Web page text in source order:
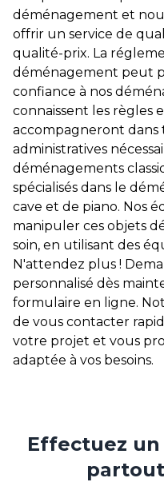
déménagement et
offrir un service de
qualité-prix. La
déménagement peut
confiance à nos
connaissent les règles
accompagneront dans
administratives
déménagements
spécialisés dans le
cave et de piano. Nos
manipuler ces objets
soin, en utilisant des
N'attendez plus !
personnalisé dès
formulaire en ligne.
de vous contacter
votre projet et vous
adaptée à vos besoins.
Effectuez